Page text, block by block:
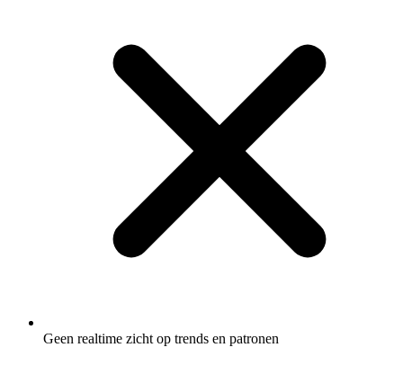
Geen realtime zicht op trends en patronen